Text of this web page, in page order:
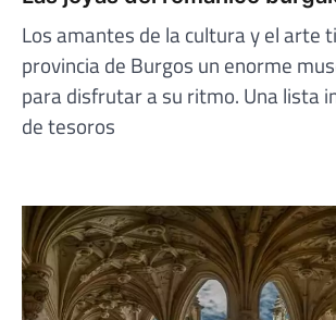
Los amantes de la cultura y el arte
provincia de Burgos un enorme
para disfrutar a su ritmo. Una lista
de tesoros